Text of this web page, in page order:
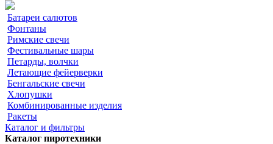
Батареи салютов
Фонтаны
Римские свечи
Фестивальные шары
Петарды, волчки
Летающие фейерверки
Бенгальские свечи
Хлопушки
Комбинированные изделия
Ракеты
Каталог и фильтры
Каталог пиротехники